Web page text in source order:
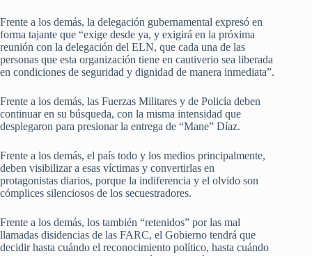
Frente a los demás, la delegación gubernamental expresó en
forma tajante que “exige desde ya, y exigirá en la próxima
reunión con la delegación del ELN, que cada una de las
personas que esta organización tiene en cautiverio sea liberada
en condiciones de seguridad y dignidad de manera inmediata”.
Frente a los demás, las Fuerzas Militares y de Policía deben
continuar en su búsqueda, con la misma intensidad que
desplegaron para presionar la entrega de “Mane” Díaz.
Frente a los demás, el país todo y los medios principalmente,
deben visibilizar a esas víctimas y convertirlas en
protagonistas diarios, porque la indiferencia y el olvido son
cómplices silenciosos de los secuestradores.
Frente a los demás, los también “retenidos” por las mal
llamadas disidencias de las FARC, el Gobierno tendrá que
decidir hasta cuándo el reconocimiento político, hasta cuándo